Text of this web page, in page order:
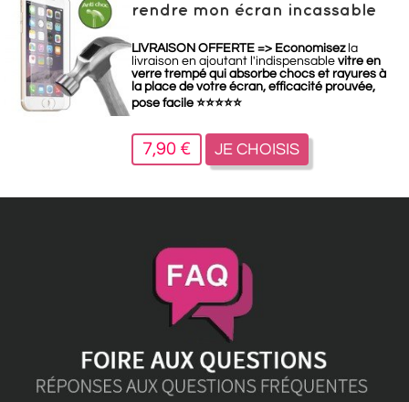
rendre mon écran incassable
LIVRAISON OFFERTE => Economisezla
livraison en ajoutant l'indispensable vitre en
verre trempé qui absorbe chocs et rayures à
la place de votre écran, efficacité prouvée,
pose facile ⭐⭐⭐⭐⭐
7,90 € JE CHOISIS